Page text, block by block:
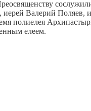
Валерий Поляев,
полиелея
елеем.